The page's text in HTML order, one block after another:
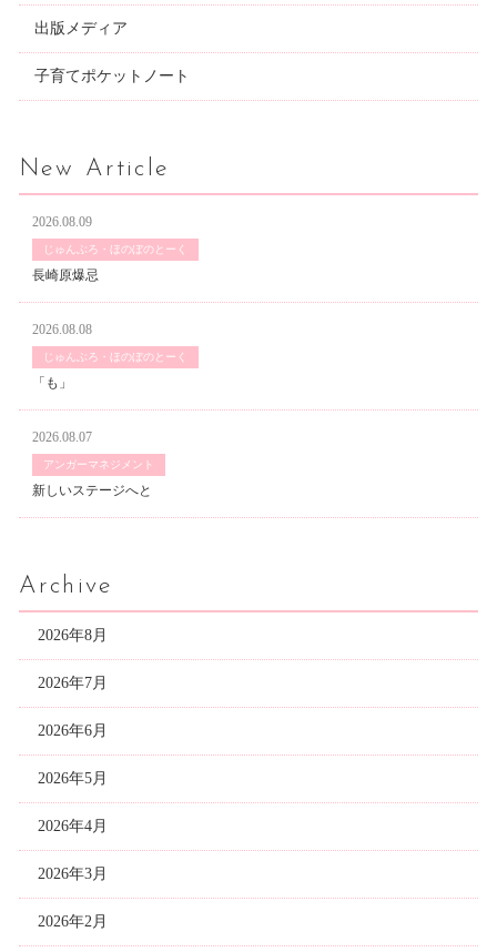
出版メディア
子育てポケットノート
New Article
2026.08.09
じゅんぶろ・ほのぼのとーく
長崎原爆忌
2026.08.08
じゅんぶろ・ほのぼのとーく
「も」
2026.08.07
アンガーマネジメント
新しいステージへと
Archive
2026年8月
2026年7月
2026年6月
2026年5月
2026年4月
2026年3月
2026年2月